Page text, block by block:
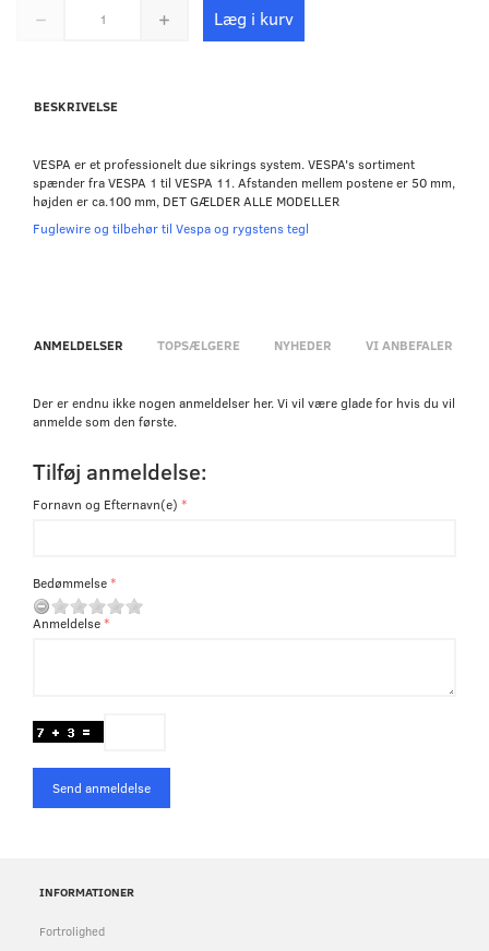
Læg i kurv
BESKRIVELSE
VESPA er et professionelt due sikrings system. VESPA's sortiment
spænder fra VESPA 1 til VESPA 11. Afstanden mellem postene er 50 mm,
højden er ca.100 mm, DET GÆLDER ALLE MODELLER
Fuglewire og tilbehør til Vespa og rygstens tegl
ANMELDELSER TOPSÆLGERE NYHEDER VI ANBEFALER
Der er endnu ikke nogen anmeldelser her. Vi vil være glade for hvis du vil
anmelde som den første.
Tilføj anmeldelse:
Fornavn og Efternavn(e)
Bedømmelse
Anmeldelse
Send anmeldelse
INFORMATIONER
Fortrolighed